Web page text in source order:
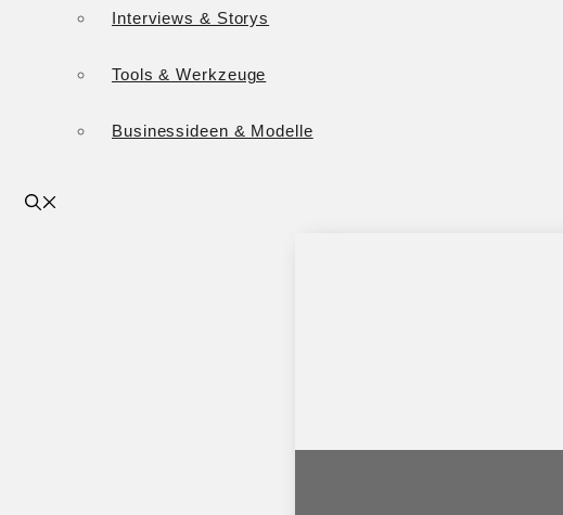
Interviews & Storys
Tools & Werkzeuge
Businessideen & Modelle